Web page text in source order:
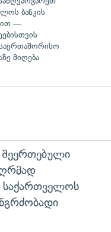
ბანკის
—
მიღება